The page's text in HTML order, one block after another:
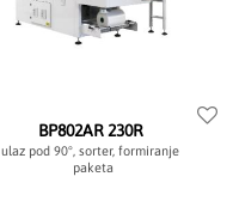
BP802AR 230R
ulaz pod 90°, sorter, formiranje
paketa